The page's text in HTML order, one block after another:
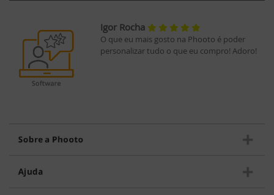
Igor Rocha
O que eu mais gosto na Phooto é poder
personalizar tudo o que eu compro! Adoro!